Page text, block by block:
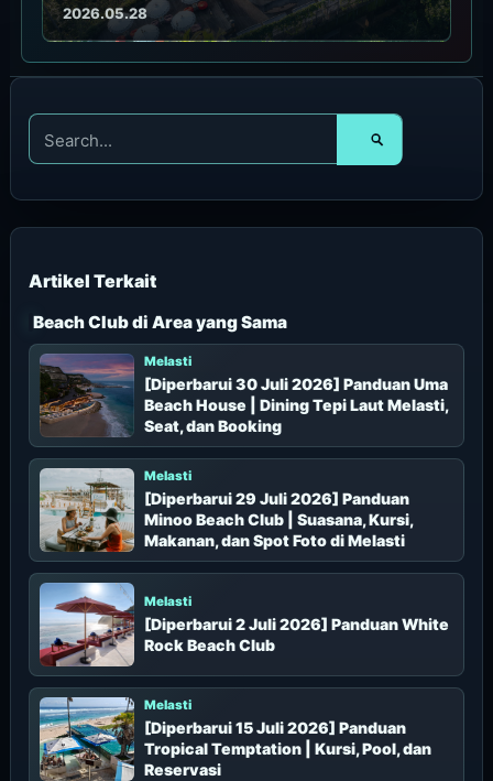
2026.05.28
C
r
n
u
Beach Club di Area yang Sama
Melasti
[Diperbarui 30 Juli 2026] Panduan Uma
Beach House | Dining Tepi Laut Melasti,
Seat, dan Booking
Melasti
[Diperbarui 29 Juli 2026] Panduan
Minoo Beach Club | Suasana, Kursi,
Makanan, dan Spot Foto di Melasti
Melasti
[Diperbarui 2 Juli 2026] Panduan White
Rock Beach Club
Melasti
[Diperbarui 15 Juli 2026] Panduan
Tropical Temptation | Kursi, Pool, dan
Reservasi